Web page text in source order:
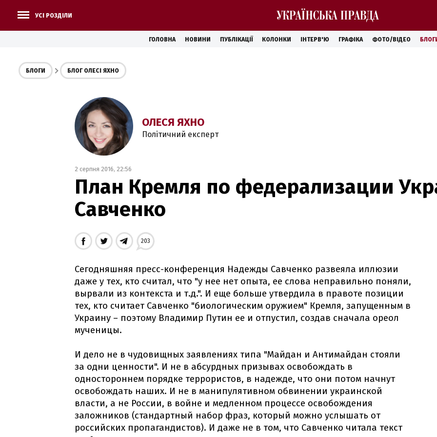
УСІ РОЗДІЛИ
ГОЛОВНА НОВИНИ ПУБЛІКАЦІЇ КОЛОНКИ ІНТЕРВ'Ю ГРАФІКА ФОТО/ВІДЕО
БЛОГИ БЛОГ ОЛЕСІ ЯХНО
ОЛЕСЯ ЯХНО
Політичний експерт
2 серпня 2016, 22:56
План Кремля по федерализации
Савченко
203
Сегодняшняя пресс-конференция Надежды Савченко развеяла иллюзии
даже у тех, кто считал, что "у нее нет опыта, ее слова неправильно поняли,
вырвали из контекста и т.д.". И еще больше утвердила в правоте позиции
тех, кто считает Савченко "биологическим оружием" Кремля, запущенным в
Украину – поэтому Владимир Путин ее и отпустил, создав сначала ореол
мученицы.
И дело не в чудовищных заявлениях типа "Майдан и Антимайдан стояли
за одни ценности". И не в абсурдных призывах освобождать в
одностороннем порядке террористов, в надежде, что они потом начнут
освобождать наших. И не в манипулятивном обвинении украинской
власти, а не России, в войне и медленном процессе освобождения
заложников (стандартный набор фраз, который можно услышать от
российских пропагандистов). И даже не в том, что Савченко читала текст